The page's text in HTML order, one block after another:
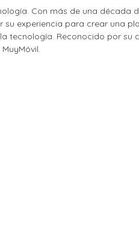
Con más de una década
experiencia para crear una
tecnología. Reconocido por su